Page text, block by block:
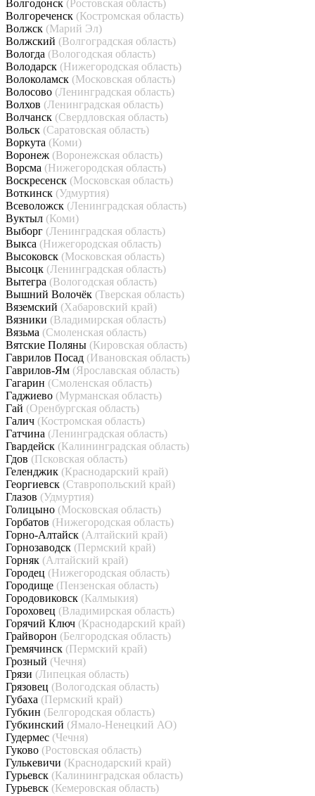
Волгодонск (Ростовская область)
Волгореченск (Костромская область)
Волжск (Марий Эл)
Волжский (Волгоградская область)
Вологда (Вологодская область)
Володарск (Нижегородская область)
Волоколамск (Московская область)
Волосово (Ленинградская область)
Волхов (Ленинградская область)
Волчанск (Свердловская область)
Вольск (Саратовская область)
Воркута (Коми)
Воронеж (Воронежская область)
Ворсма (Нижегородская область)
Воскресенск (Московская область)
Воткинск (Удмуртия)
Всеволожск (Ленинградская область)
Вуктыл (Коми)
Выборг (Ленинградская область)
Выкса (Нижегородская область)
Высоковск (Московская область)
Высоцк (Ленинградская область)
Вытегра (Вологодская область)
Вышний Волочёк (Тверская область)
Вяземский (Хабаровский край)
Вязники (Владимирская область)
Вязьма (Смоленская область)
Вятские Поляны (Кировская область)
Гаврилов Посад (Ивановская область)
Гаврилов-Ям (Ярославская область)
Гагарин (Смоленская область)
Гаджиево (Мурманская область)
Гай (Оренбургская область)
Галич (Костромская область)
Гатчина (Ленинградская область)
Гвардейск (Калининградская область)
Гдов (Псковская область)
Геленджик (Краснодарский край)
Георгиевск (Ставропольский край)
Глазов (Удмуртия)
Голицыно (Московская область)
Горбатов (Нижегородская область)
Горно-Алтайск (Алтайский край)
Горнозаводск (Пермский край)
Горняк (Алтайский край)
Городец (Нижегородская область)
Городище (Пензенская область)
Городовиковск (Калмыкия)
Гороховец (Владимирская область)
Горячий Ключ (Краснодарский край)
Грайворон (Белгородская область)
Гремячинск (Пермский край)
Грозный (Чечня)
Грязи (Липецкая область)
Грязовец (Вологодская область)
Губаха (Пермский край)
Губкин (Белгородская область)
Губкинский (Ямало-Ненецкий АО)
Гудермес (Чечня)
Гуково (Ростовская область)
Гулькевичи (Краснодарский край)
Гурьевск (Калининградская область)
Гурьевск (Кемеровская область)